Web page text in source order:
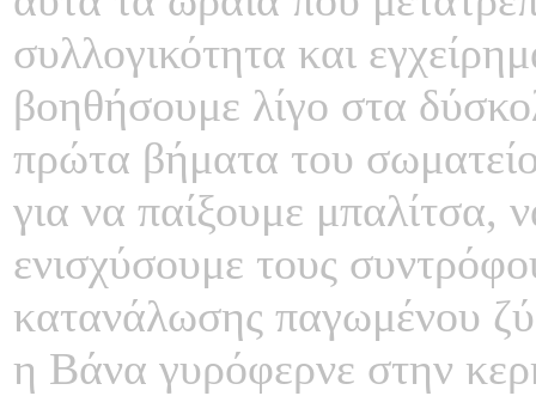
συλλογικότητα και
βοηθήσουμε λίγο στα
πρώτα βήματα του
για να παίξουμε μπαλίτσα,
ενισχύσουμε τους
κατανάλωσης παγωμένου
η Βάνα γυρόφερνε στην